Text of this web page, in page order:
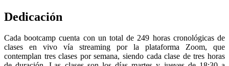
Dedicación
Cada bootcamp cuenta con un total de 249 horas cronológicas de
clases en vivo vía streaming por la plataforma Zoom, que
contemplan tres clases por semana, siendo cada clase de tres horas